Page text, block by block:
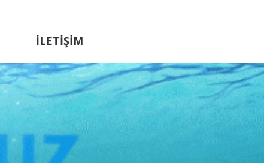
İLETIŞIM